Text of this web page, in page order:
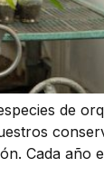
de
Cada año